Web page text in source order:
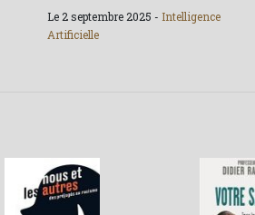
Le 2 septembre 2025 - Intelligence
Artificielle